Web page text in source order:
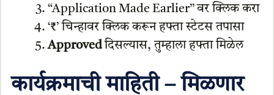
“Application Made Earlier” वर क्लिक करा
‘₹’ चिन्हावर क्लिक करून हफ्ता स्टेटस तपासा
Approvedदिसल्यास, तुम्हाला हफ्ता मिळेल
कार्यक्रमाची माहिती – मिळणार